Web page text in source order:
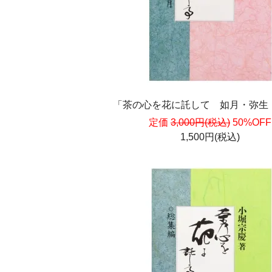
「茶の心を花に託して 如月・弥生
定価 3,000円(税込) 50%OFF
1,500円(税込)